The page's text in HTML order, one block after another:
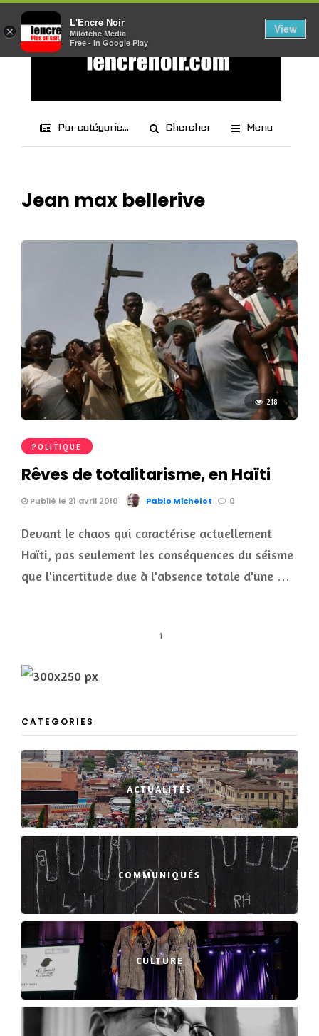
Par catégorie... Chercher Menu
Jean max bellerive
218
POLITIQUE
Rêves de totalitarisme, en Haïti
Publié le 21 avril 2010 Pablo Michelot 0
Devant le chaos qui caractérise actuellement
Haïti, pas seulement les conséquences du séisme
que l'incertitude due à l'absence totale d'une …
1
CATEGORIES
ACTUALITÉS
COMMUNIQUÉS
CULTURE
×
L'Encre Noir
Milotche Media
Free - In Google Play
View